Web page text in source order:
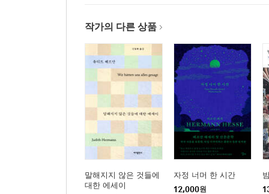
작가의 다른 상품
말해지지 않은 것들에
대한 에세이
자정 너머 한 시간
12,000원